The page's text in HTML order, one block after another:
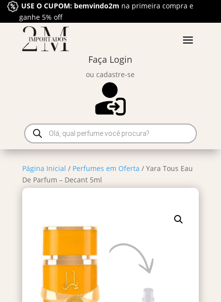
USE O CUPOM: bemvindo2m na primeira compra e
ganhe 5% off
Faça Login
ou cadastre-se
Pesquisar
produtos
Página Inicial / Perfumes em Oferta / Yara Tous Eau
De Parfum – Decant 5ml